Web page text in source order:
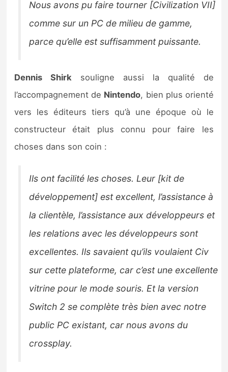
Nous avons pu faire tourner [Civilization VII]
comme sur un PC de milieu de gamme,
parce qu’elle est suffisamment puissante.
Dennis Shirk souligne aussi la qualité de
l’accompagnement de Nintendo, bien plus orienté
vers les éditeurs tiers qu’à une époque où le
constructeur était plus connu pour faire les
choses dans son coin :
Ils ont facilité les choses. Leur [kit de
développement] est excellent, l’assistance à
la clientèle, l’assistance aux développeurs et
les relations avec les développeurs sont
excellentes. Ils savaient qu’ils voulaient Civ
sur cette plateforme, car c’est une excellente
vitrine pour le mode souris. Et la version
Switch 2 se complète très bien avec notre
public PC existant, car nous avons du
crossplay.